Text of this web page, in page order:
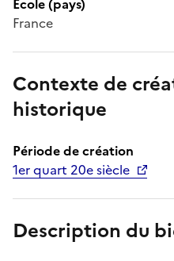
France
Contexte de
historique
Période de création
1er quart 20e siècle
Description du